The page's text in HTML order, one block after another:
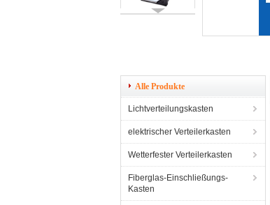
Alle Produkte
Lichtverteilungskasten
elektrischer Verteilerkasten
Wetterfester Verteilerkasten
Fiberglas-Einschließungs-
Kasten